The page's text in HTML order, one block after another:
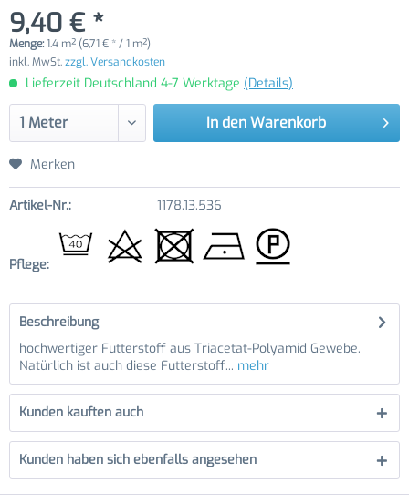
9,40 € *
Menge:1.4 m² (6,71 € * / 1 m²)
inkl. MwSt.zzgl. Versandkosten
Lieferzeit Deutschland 4-7 Werktage (Details)
In den Warenkorb
Merken
Artikel-Nr.: 1178.13.536
Pflege:
Beschreibung
hochwertiger Futterstoff aus Triacetat-Polyamid Gewebe.
Natürlich ist auch diese Futterstoff... mehr
Kunden kauften auch
Kunden haben sich ebenfalls angesehen